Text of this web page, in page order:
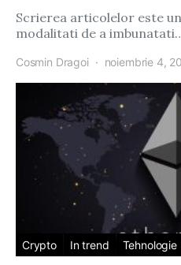
Scrierea articolelor este
modalitati de a
Cosmin Dragoi noiembrie 4,
Crypto In trend Tehnologie